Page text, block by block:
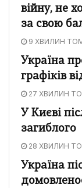
війну, не
за свою
9 ХВИЛИН
Україна
графіків
27 ХВИЛИН
У Києві
загиблого
28 ХВИЛИН
Україна